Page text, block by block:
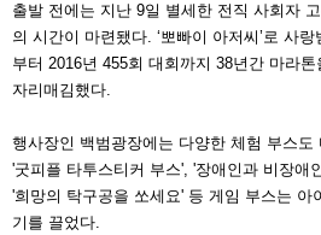
출발 전에는 지난 9일 별세한 전직 사회자
의 시간이 마련됐다. ‘뽀빠이 아저씨’로 사
부터 2016년 455회 대회까지 38년간 마라
자리매김했다.
행사장인 백범광장에는 다양한 체험 부스
'굿피플 타투스티커 부스', '장애인과 비장애
'희망의 탁구공을 쏘세요' 등 게임 부스는 아
기를 끌었다.